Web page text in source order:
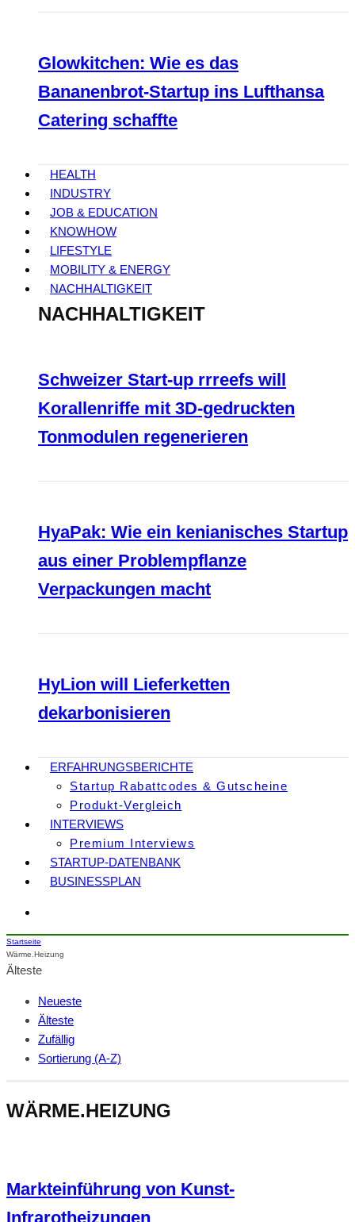
Glowkitchen: Wie es das
Bananenbrot-Startup ins Lufthansa
Catering schaffte
HEALTH
INDUSTRY
JOB & EDUCATION
KNOWHOW
LIFESTYLE
MOBILITY & ENERGY
NACHHALTIGKEIT
NACHHALTIGKEIT
Schweizer Start-up rrreefs will
Korallenriffe mit 3D-gedruckten
Tonmodulen regenerieren
HyaPak: Wie ein kenianisches Startup
aus einer Problempflanze
Verpackungen macht
HyLion will Lieferketten
dekarbonisieren
ERFAHRUNGSBERICHTE
Startup Rabattcodes & Gutscheine
Produkt-Vergleich
INTERVIEWS
Premium Interviews
STARTUP-DATENBANK
BUSINESSPLAN
Startseite
Wärme.Heizung
Älteste
Neueste
Älteste
Zufällig
Sortierung (A-Z)
WÄRME.HEIZUNG
Markteinführung von Kunst-
Infrarotheizungen